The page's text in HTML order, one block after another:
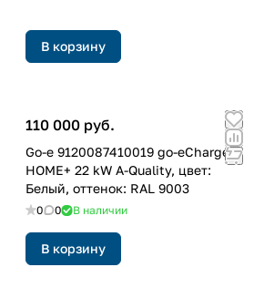
В корзину
110 000 руб.
Go-e 9120087410019 go-eCharger
HOME+ 22 kW A-Quality, цвет:
Белый, оттенок: RAL 9003
0 0 В наличии
В корзину